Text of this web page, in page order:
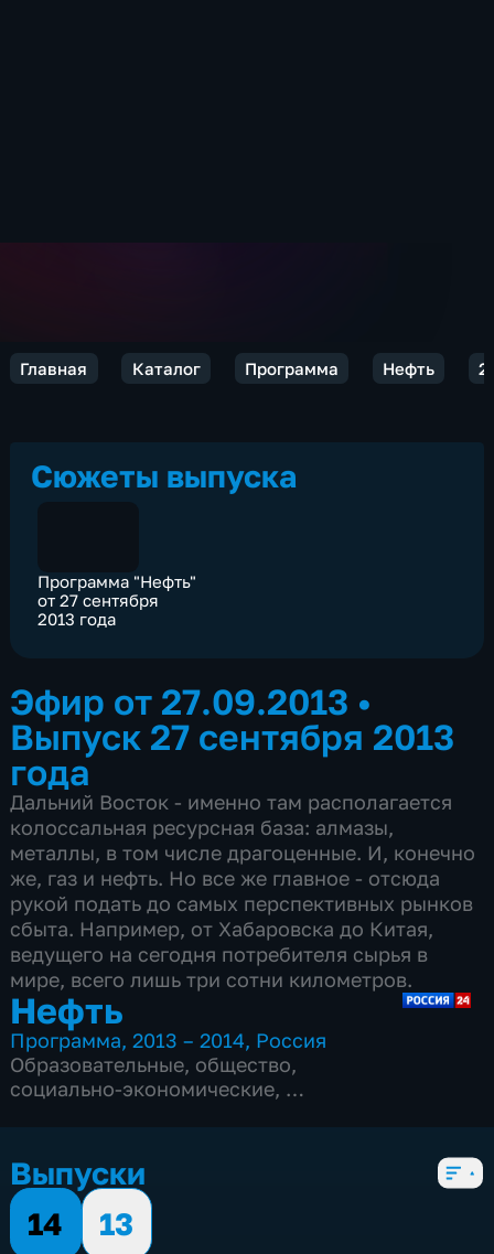
Главная Каталог Программа Нефть
Сюжеты выпуска
Программа "Нефть"
от 27 сентября
2013 года
Эфир от 27.09.2013 •
Выпуск 27 сентября 2013
года
Дальний Восток - именно там располагается
колоссальная ресурсная база: алмазы,
металлы, в том числе драгоценные. И, конечно
же, газ и нефть. Но все же главное - отсюда
рукой подать до самых перспективных рынков
сбыта. Например, от Хабаровска до Китая,
ведущего на сегодня потребителя сырья в
мире, всего лишь три сотни километров.
Нефть
Программа,2013 – 2014, Россия
Образовательные, общество,
социально-экономические,
Выпуски
14
13